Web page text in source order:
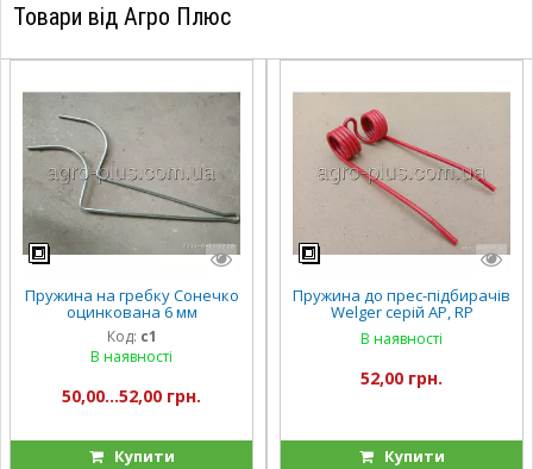
Товари від Агро Плюс
Пружина на гребку Сонечко
оцинкована 6 мм
Код: с1
В наявності
50,00...52,00 грн.
Купити
Пружина до прес-підбирачів
Welger серій AP, RP
некрашена
В наявності
52,00 грн.
Купити